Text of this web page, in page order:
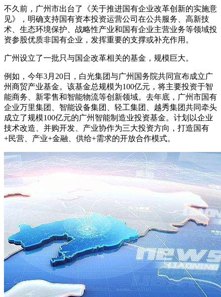
不久前，广州市出台了《关于推进国有企业改革创新的实施意
见》，明确支持国有资本投资运营公司在公共服务、高新技
术、生态环境保护、战略性产业和国有企业主营业务等领域投
资参股优质非国有企业，发挥重要的支撑或补充作用。
广州设立了一批只与国企改革相关的基金，规模巨大。
例如，今年3月20日，白光集团与广州国务院共同宣布成立广
州商贸产业基金。该基金总规模为100亿元，将主要投资于智
能商务、新零售和智能物流等创新领域。去年底，广州市国有
企业万里集团、智能设备集团、轻工集团、越秀集团共同牵头
成立了规模100亿元的广州智能制造业投资基金。计划以企业
技术改造、并购开发、产业协作为三大投资方向，打造国有
+民营、产业+金融、供给+需求的开放合作模式。